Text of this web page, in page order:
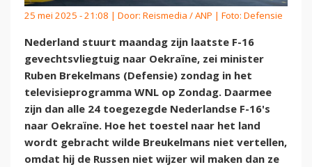
25 mei 2025 - 21:08 | Door: Reismedia / ANP | Foto: Defensie
Nederland stuurt maandag zijn laatste F-16
gevechtsvliegtuig naar Oekraïne, zei minister
Ruben Brekelmans (Defensie) zondag in het
televisieprogramma WNL op Zondag. Daarmee
zijn dan alle 24 toegezegde Nederlandse F-16's
naar Oekraïne. Hoe het toestel naar het land
wordt gebracht wilde Breukelmans niet vertellen,
omdat hij de Russen niet wijzer wil maken dan ze